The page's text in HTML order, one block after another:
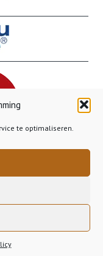
te optimaliseren.
€85,00